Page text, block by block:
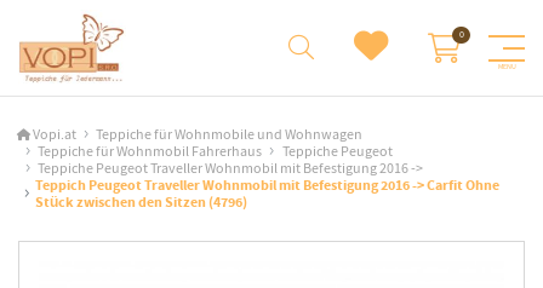
Vopi.at
Teppiche für Wohnmobile und Wohnwagen
Teppiche für Wohnmobil Fahrerhaus
Teppiche Peugeot
Teppiche Peugeot Traveller Wohnmobil mit Befestigung 2016 ->
Teppich Peugeot Traveller Wohnmobil mit Befestigung 2016 -> Carfit Ohne
Stück zwischen den Sitzen (4796)